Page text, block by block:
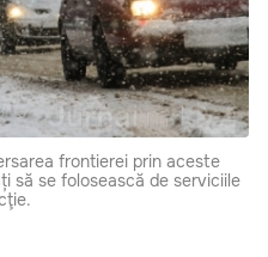
frontierei prin aceste
să se folosească de serviciile